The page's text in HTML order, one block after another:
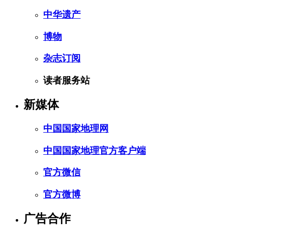
中华遗产
博物
杂志订阅
读者服务站
新媒体
中国国家地理网
中国国家地理官方客户端
官方微信
官方微博
广告合作